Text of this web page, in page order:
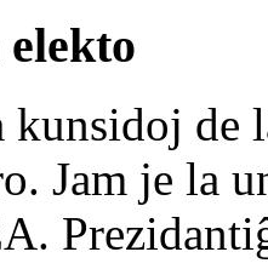
kunsidoj
Jam je la